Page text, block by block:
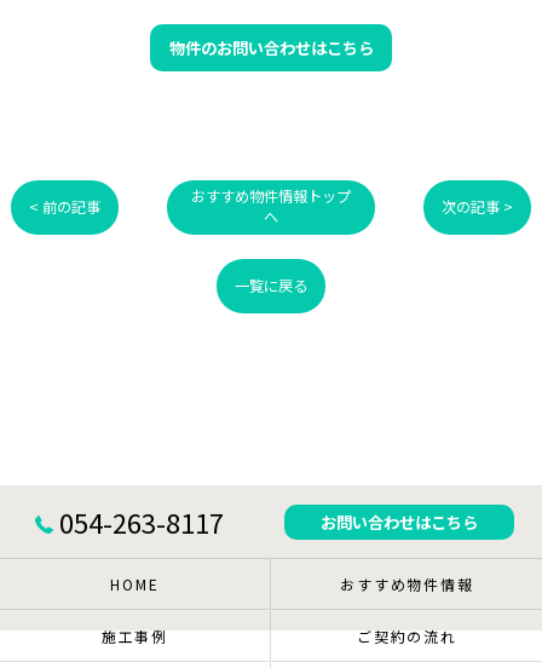
物件のお問い合わせはこちら
< 前の記事
おすすめ物件情報トップ
へ
次の記事 >
一覧に戻る
054-263-8117 お問い合わせはこちら
HOME おすすめ物件情報
施工事例 ご契約の流れ